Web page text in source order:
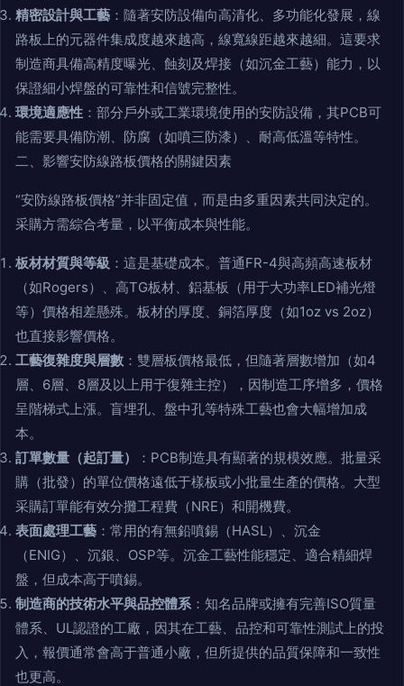
精密設計與工藝 ：隨著安防設備向高清化、多功能化發展，線
路板上的元器件集成度越來越高，線寬線距越來越細。這要求
制造商具備高精度曝光、蝕刻及焊接（如沉金工藝）能力，以
保證細小焊盤的可靠性和信號完整性。
環境適應性 ：部分戶外或工業環境使用的安防設備，其PCB可
能需要具備防潮、防腐（如噴三防漆）、耐高低溫等特性。
二、影響安防線路板價格的關鍵因素
“安防線路板價格”并非固定值，而是由多重因素共同決定的。
采購方需綜合考量，以平衡成本與性能。
板材材質與等級 ：這是基礎成本。普通FR-4與高頻高速板材
（如Rogers）、高TG板材、鋁基板（用于大功率LED補光燈
等）價格相差懸殊。板材的厚度、銅箔厚度（如1oz vs 2oz）
也直接影響價格。
工藝復雜度與層數 ：雙層板價格最低，但隨著層數增加（如4
層、6層、8層及以上用于復雜主控），因制造工序增多，價格
呈階梯式上漲。盲埋孔、盤中孔等特殊工藝也會大幅增加成
本。
訂單數量（起訂量）
：PCB制造具有顯著的規模效應。批量采
購（批發）的單位價格遠低于樣板或小批量生產的價格。大型
采購訂單能有效分攤工程費（NRE）和開機費。
表面處理工藝 ：常用的有無鉛噴錫（HASL）、沉金
（ENIG）、沉銀、OSP等。沉金工藝性能穩定、適合精細焊
盤，但成本高于噴錫。
制造商的技術水平與品控體系：知名品牌或擁有完善ISO質量
體系、UL認證的工廠，因其在工藝、品控和可靠性測試上的投
入，報價通常會高于普通小廠，但所提供的品質保障和一致性
也更高。